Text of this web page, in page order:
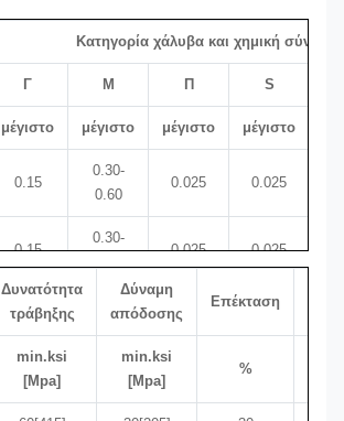
Κατηγορία χάλυβα και χημική
Γ Μ Π S
μέγιστο μέγιστο μέγιστο μέγιστο
0.15
0.30-
0.60
0.025 0.025
0.15
0.30-
0.025 0.025
0.05-
0.025
0.05-
Δυνατότητα
τράβηξης
Δύναμη
απόδοσης
Επέκταση
min.ksi
[Mpa]
min.ksi
[Mpa]
%